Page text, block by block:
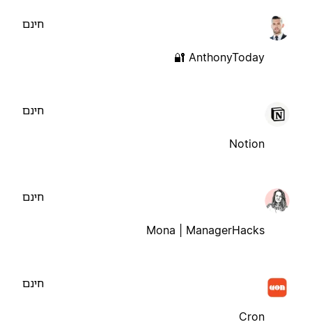
AnthonyToday 🔐
חינם
Notion
חינם
Mona | ManagerHacks
חינם
Cron
חינם